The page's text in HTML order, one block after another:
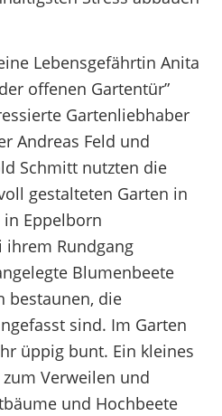
Lebensgefährtin Anita
offenen Gartentür”
Gartenliebhaber
Andreas Feld und
Schmitt nutzten die
gestalteten Garten in
Eppelborn
ihrem Rundgang
Blumenbeete
bestaunen, die
sind. Im Garten
üppig bunt. Ein kleines
Verweilen und
und Hochbeete